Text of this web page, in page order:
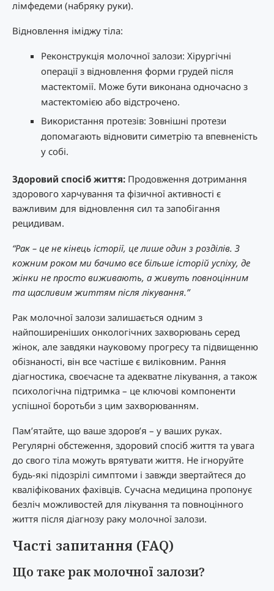
лімфедеми (набряку руки).
Відновлення іміджу тіла:
Реконструкція молочної залози: Хірургічні
операції з відновлення форми грудей після
мастектомії. Може бути виконана одночасно з
мастектомією або відстрочено.
Використання протезів: Зовнішні протези
допомагають відновити симетрію та впевненість
у собі.
Здоровий спосіб життя: Продовження дотримання
здорового харчування та фізичної активності є
важливим для відновлення сил та запобігання
рецидивам.
“Рак – це не кінець історії, це лише один з розділів. З
кожним роком ми бачимо все більше історій успіху, де
жінки не просто виживають, а живуть повноцінним
та щасливим життям після лікування.”
Рак молочної залози залишається одним з
найпоширеніших онкологічних захворювань серед
жінок, але завдяки науковому прогресу та підвищенню
обізнаності, він все частіше є виліковним. Рання
діагностика, своєчасне та адекватне лікування, а також
психологічна підтримка – це ключові компоненти
успішної боротьби з цим захворюванням.
Пам’ятайте, що ваше здоров’я – у ваших руках.
Регулярні обстеження, здоровий спосіб життя та увага
до свого тіла можуть врятувати життя. Не ігноруйте
будь-які підозрілі симптоми і завжди звертайтеся до
кваліфікованих фахівців. Сучасна медицина пропонує
безліч можливостей для лікування та повноцінного
життя після діагнозу раку молочної залози.
Часті запитання (FAQ)
Що таке рак молочної залози?